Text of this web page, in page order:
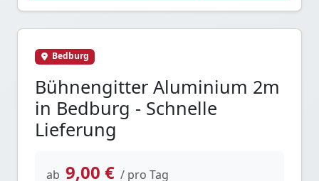
Bedburg
Bühnengitter Aluminium 2m
in Bedburg - Schnelle
Lieferung
ab 9,00 € / pro Tag